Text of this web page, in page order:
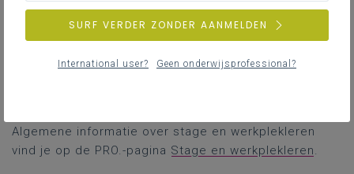
Algemene informatie over stage en werkplekleren
vind je op de PRO.-pagina Stage en werkplekleren.
SURF VERDER ZONDER AANMELDEN
International user? Geen onderwijsprofessional?